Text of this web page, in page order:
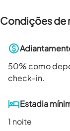
Condições de
50% como
check-in.
Estadia
1 noite